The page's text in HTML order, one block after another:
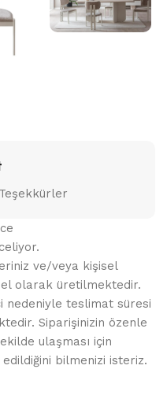
ve/veya kişisel
olarak üretilmektedir.
nedeniyle teslimat süresi
Siparişinizin özenle
ulaşması için
bilmenizi isteriz.